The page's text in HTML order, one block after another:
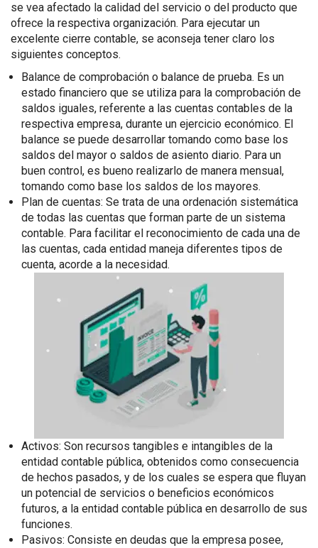
se vea afectado la calidad del servicio o del producto que
ofrece la respectiva organización. Para ejecutar un
excelente cierre contable, se aconseja tener claro los
siguientes conceptos.
Balance de comprobación o balance de prueba. Es un
estado financiero que se utiliza para la comprobación de
saldos iguales, referente a las cuentas contables de la
respectiva empresa, durante un ejercicio económico. El
balance se puede desarrollar tomando como base los
saldos del mayor o saldos de asiento diario. Para un
buen control, es bueno realizarlo de manera mensual,
tomando como base los saldos de los mayores.
Plan de cuentas: Se trata de una ordenación sistemática
de todas las cuentas que forman parte de un sistema
contable. Para facilitar el reconocimiento de cada una de
las cuentas, cada entidad maneja diferentes tipos de
cuenta, acorde a la necesidad.
Activos: Son recursos tangibles e intangibles de la
entidad contable pública, obtenidos como consecuencia
de hechos pasados, y de los cuales se espera que fluyan
un potencial de servicios o beneficios económicos
futuros, a la entidad contable pública en desarrollo de sus
funciones.
Pasivos: Consiste en deudas que la empresa posee,